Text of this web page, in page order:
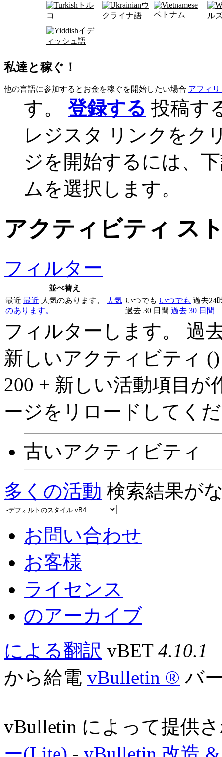
トル
コ
ウ
クライナ語
ベトナム
ル
イデ
ィッシュ語
私達と稼ぐ！
他の言語に参加するとお金を稼ぐを開始したい場合 アフィ
す。登録する 投稿す
レジスタ リンクをク
ジを開始するには、
ムを選択します。
アクティビティ ス
フィルター
並べ替え
最近 最近 人気のあります。
人気
のあります。
いつでも いつでも 過去24
過去 30 日間 過去 30 日間
フィルターします。 過
新しいアクティビティ ()
200 + 新しい活動項目
ージをリロードしてく
古いアクティビティ
多くの活動 検索結果が
お問い合わせ
お客様
ライセンス
のアーカイブ
による翻訳 vBET 4.10.1
から給電 vBulletin ® バ
vBulletin によって提供